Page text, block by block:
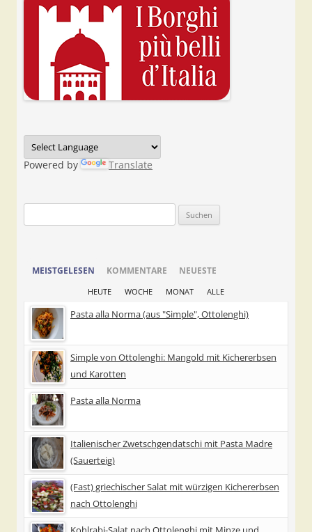
Powered by Translate
nach:
MEISTGELESEN KOMMENTARE NEUESTE
HEUTE WOCHE MONAT ALLE
Pasta alla Norma (aus "Simple", Ottolenghi)
Simple von Ottolenghi: Mangold mit Kichererbsen
und Karotten
Pasta alla Norma
Italienischer Zwetschgendatschi mit Pasta Madre
(Sauerteig)
(Fast) griechischer Salat mit würzigen Kichererbsen
nach Ottolenghi